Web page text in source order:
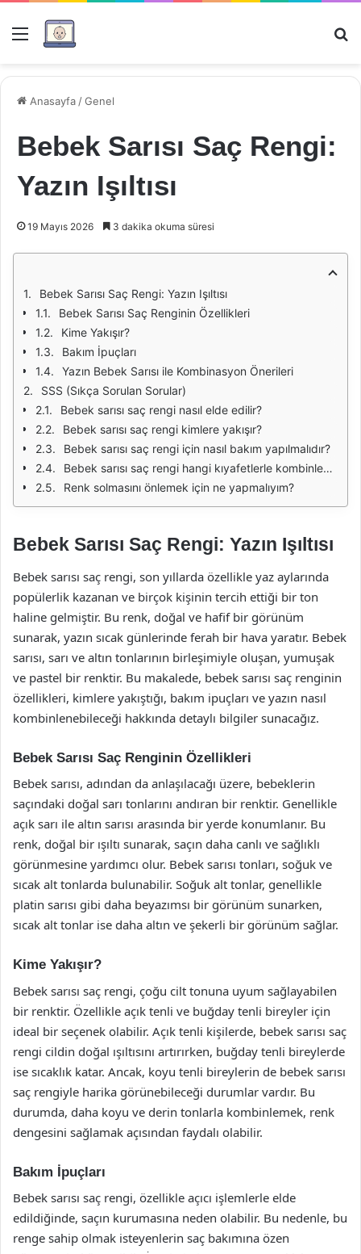
Menü
Anasayfa /Genel
Bebek Sarısı Saç Rengi:
Yazın Işıltısı
19 Mayıs 2026 3 dakika okuma süresi
Bebek Sarısı Saç Rengi: Yazın Işıltısı
Bebek Sarısı Saç Renginin Özellikleri
Kime Yakışır?
Bakım İpuçları
Yazın Bebek Sarısı ile Kombinasyon Önerileri
SSS (Sıkça Sorulan Sorular)
Bebek sarısı saç rengi nasıl elde edilir?
Bebek sarısı saç rengi kimlere yakışır?
Bebek sarısı saç rengi için nasıl bakım yapılmalıdır?
Bebek sarısı saç rengi hangi kıyafetlerle kombinlenir?
Renk solmasını önlemek için ne yapmalıyım?
Bebek Sarısı Saç Rengi: Yazın Işıltısı
Bebek sarısı saç rengi, son yıllarda özellikle yaz aylarında
popülerlik kazanan ve birçok kişinin tercih ettiği bir ton
haline gelmiştir. Bu renk, doğal ve hafif bir görünüm
sunarak, yazın sıcak günlerinde ferah bir hava yaratır. Bebek
sarısı, sarı ve altın tonlarının birleşimiyle oluşan, yumuşak
ve pastel bir renktir. Bu makalede, bebek sarısı saç renginin
özellikleri, kimlere yakıştığı, bakım ipuçları ve yazın nasıl
kombinlenebileceği hakkında detaylı bilgiler sunacağız.
Bebek Sarısı Saç Renginin Özellikleri
Bebek sarısı, adından da anlaşılacağı üzere, bebeklerin
saçındaki doğal sarı tonlarını andıran bir renktir. Genellikle
açık sarı ile altın sarısı arasında bir yerde konumlanır. Bu
renk, doğal bir ışıltı sunarak, saçın daha canlı ve sağlıklı
görünmesine yardımcı olur. Bebek sarısı tonları, soğuk ve
sıcak alt tonlarda bulunabilir. Soğuk alt tonlar, genellikle
platin sarısı gibi daha beyazımsı bir görünüm sunarken,
sıcak alt tonlar ise daha altın ve şekerli bir görünüm sağlar.
Kime Yakışır?
Bebek sarısı saç rengi, çoğu cilt tonuna uyum sağlayabilen
bir renktir. Özellikle açık tenli ve buğday tenli bireyler için
ideal bir seçenek olabilir. Açık tenli kişilerde, bebek sarısı saç
rengi cildin doğal ışıltısını artırırken, buğday tenli bireylerde
ise sıcaklık katar. Ancak, koyu tenli bireylerin de bebek sarısı
saç rengiyle harika görünebileceği durumlar vardır. Bu
durumda, daha koyu ve derin tonlarla kombinlemek, renk
dengesini sağlamak açısından faydalı olabilir.
Bakım İpuçları
Bebek sarısı saç rengi, özellikle açıcı işlemlerle elde
edildiğinde, saçın kurumasına neden olabilir. Bu nedenle, bu
renge sahip olmak isteyenlerin saç bakımına özen